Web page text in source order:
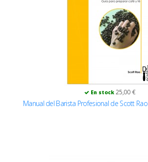
En stock 25,00 €
Manual del Barista Profesional de Scott Rao